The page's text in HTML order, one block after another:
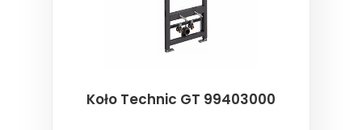
Koło Technic GT 99403000